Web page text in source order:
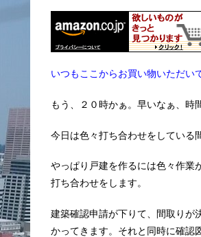
いつもここからお買い物いただい
もう、２０時かぁ。早いなぁ、時
今日は色々打ち合わせをしている
やっぱり戸建を作るには色々作業
打ち合わせをします。
建築確認申請が下りて、間取りが
かってきます。それと同時に確認